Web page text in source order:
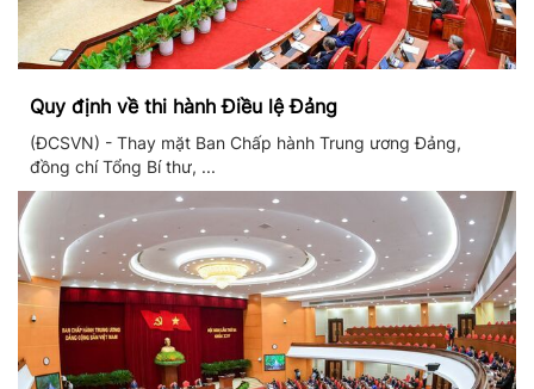
Quy định về thi hành Điều lệ Đảng
(ĐCSVN) - Thay mặt Ban Chấp hành Trung ương Đảng,
đồng chí Tổng Bí thư, ...